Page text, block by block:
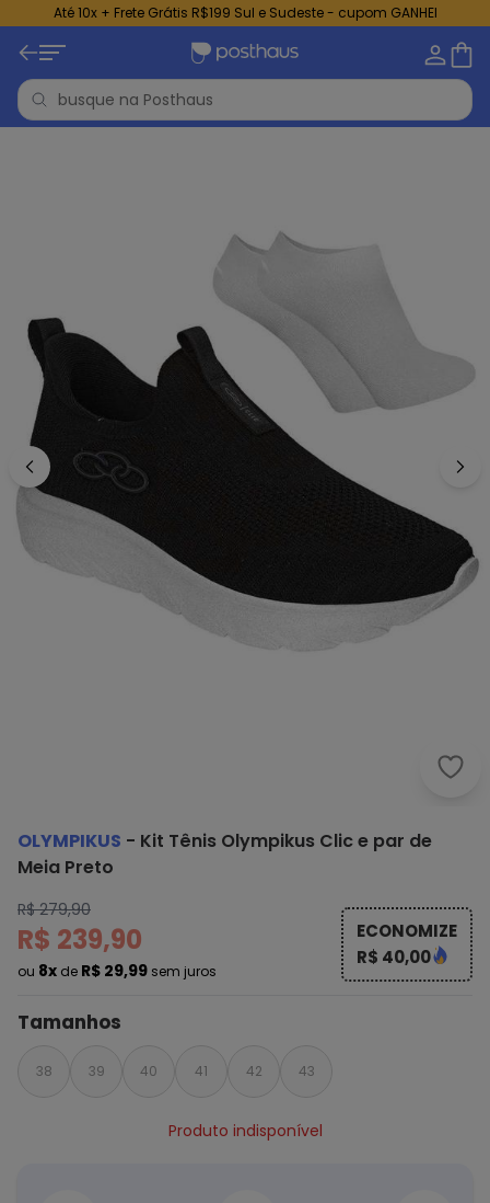
Até 10x + Frete Grátis R$199 Sul e Sudeste - cupom GANHEI
OLYMPIKUS - Kit Tênis Olympikus Clic e par de
Meia Preto
R$ 279,90
R$ 239,90
ou 8x de R$ 29,99 sem juros
ECONOMIZE
R$ 40,00
Tamanhos
38 39 40 41 42 43
Produto indisponível